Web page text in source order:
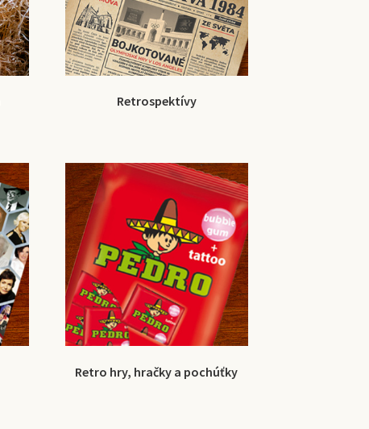
Retrospektívy
Retro hry, hračky a pochúťky